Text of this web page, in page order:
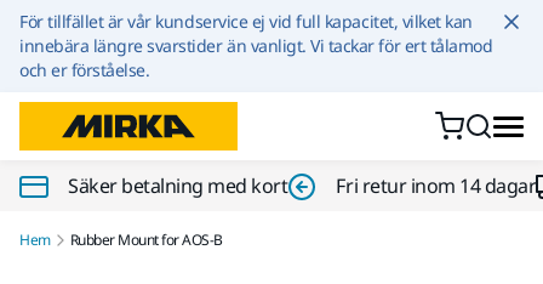
Hoppa till innehållet
För tillfället är vår kundservice ej vid full kapacitet, vilket kan
innebära längre svarstider än vanligt. Vi tackar för ert tålamod
och er förståelse.
Säker betalning med kort Fri retur inom 14 dagar
Hem Rubber Mount for AOS-B